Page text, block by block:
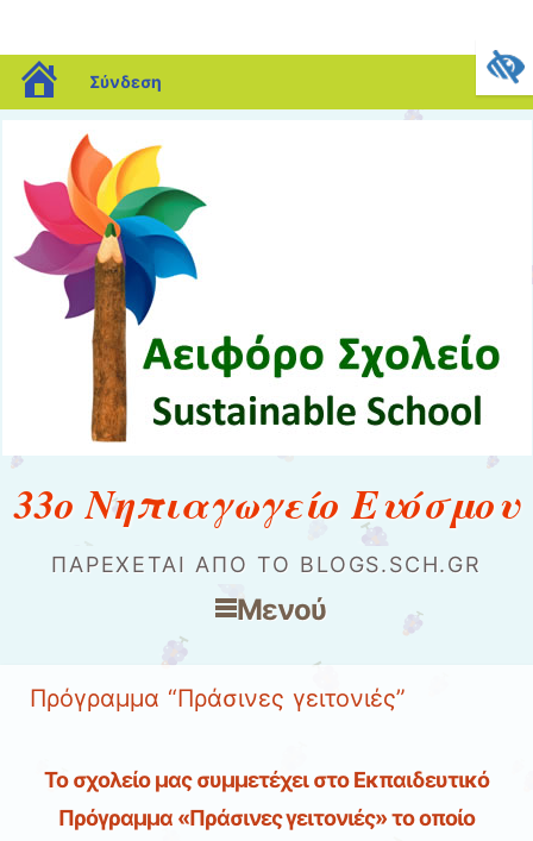
blogs.sch.gr
Σύνδεση
33ο Νηπιαγωγείο Ευόσμου
ΠΑΡΈΧΕΤΑΙ ΑΠΌ ΤΟ BLOGS.SCH.GR
Μενού
Μετάβαση στο περιεχόμενο
Πρόγραμμα “Πράσινες γειτονιές”
Το σχολείο μας συμμετέχει στο Εκπαιδευτικό
Πρόγραμμα «Πράσινες γειτονιές» το οποίο